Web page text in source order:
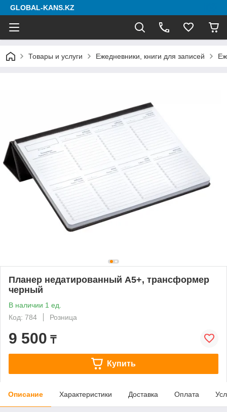
GLOBAL-KANS.KZ
Товары и услуги Ежедневники, книги для записей
Планер недатированный А5+, трансформер
черный
В наличии 1 ед.
Код: 784
Розница
9 500 ₸
Купить
Описание Характеристики Доставка Оплата